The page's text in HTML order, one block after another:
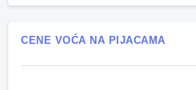
CENE VOĆA NA PIJACAMA